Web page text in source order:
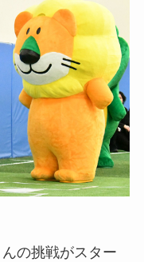
の挑戦がスター